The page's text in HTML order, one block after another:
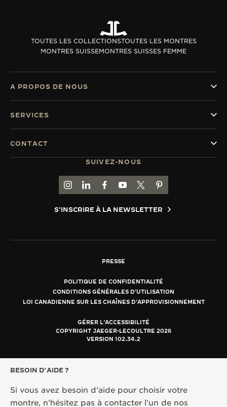
TOUTES LES COLLECTIONSTOUTES LES MONTRES
MONTRES SUISSEMONTRES SUISSES FEMME
SUIVEZ-NOUS
ACCÉDER À LA PAGE INSTAGRAM DE
ACCÉDER À LA PAGE LINKEDIN DE
ALLER SUR LA PAGE JAEGER-
ACCÉDER À LA PAGE
ALLER SUR LA PAGE
ALLER SUR LA
S'INSCRIRE À LA NEWSLETTER
A PROPOS DE NOUS
SERVICES
CONTACT
PRESSE
POLITIQUE DE CONFIDENTIALITÉ
CONDITIONS GÉNÉRALES D'UTILISATION
LOI CANADIENNE SUR LES CHAÎNES D'APPROVISIONNEMENT
GÉRER L'ACCESSIBILITÉ
COPYRIGHT JAEGER-LECOULTRE 2026
VERSION 102.34.2
BESOIN D’AIDE ?
Si vous avez besoin d’aide pour choisir votre
montre, n’hésitez pas à contacter l’un de nos